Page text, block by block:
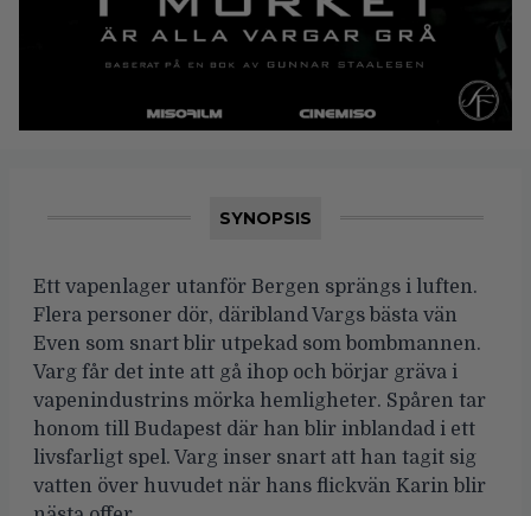
SYNOPSIS
Ett vapenlager utanför Bergen sprängs i luften.
Flera personer dör, däribland Vargs bästa vän
Even som snart blir utpekad som bombmannen.
Varg får det inte att gå ihop och börjar gräva i
vapenindustrins mörka hemligheter. Spåren tar
honom till Budapest där han blir inblandad i ett
livsfarligt spel. Varg inser snart att han tagit sig
vatten över huvudet när hans flickvän Karin blir